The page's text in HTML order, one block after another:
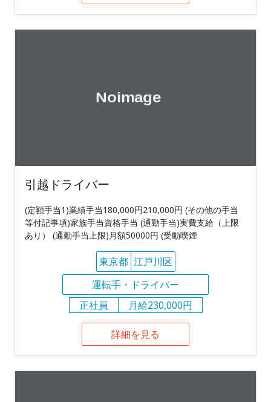
引越ドライバー
(定額手当1)業績手当180,000円210,000円 (その他の手当
等付記事項)家族手当資格手当 (通勤手当)実費支給（上限
あり） (通勤手当上限)月額50000円 (受動喫煙
東京都 江戸川区
運転手・ドライバー
正社員
月給230,000円
詳細を見る